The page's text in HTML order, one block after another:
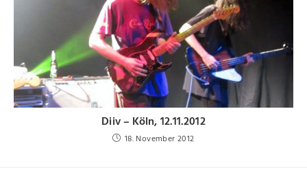
Diiv – Köln, 12.11.2012
18. November 2012